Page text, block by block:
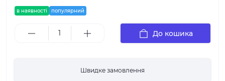
в наявності популярний
До кошика
Швидке замовлення